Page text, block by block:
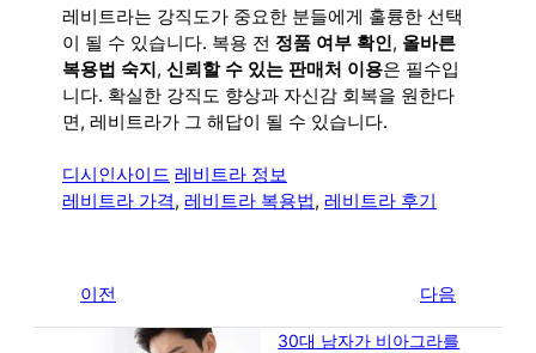
레비트라는 강직도가 중요한 분들에게 훌륭한 선택
이 될 수 있습니다. 복용 전 정품 여부 확인, 올바른
복용법 숙지, 신뢰할 수 있는 판매처 이용은 필수입
니다. 확실한 강직도 향상과 자신감 회복을 원한다
면, 레비트라가 그 해답이 될 수 있습니다.
디시인사이드 레비트라 정보
레비트라 가격, 레비트라 복용법, 레비트라 후기
이전 다음
30대 남자가 비아그라를